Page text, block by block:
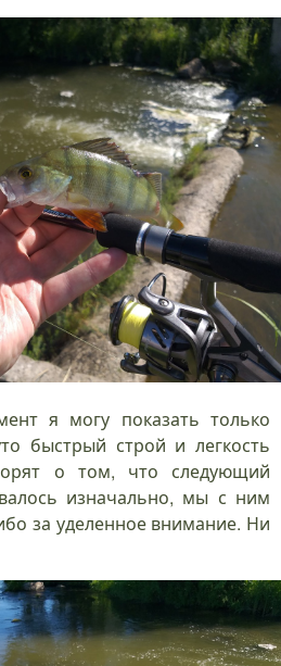
я могу показать только
быстрый строй и легкость
о том, что следующий
изначально, мы с ним
за уделенное внимание. Ни